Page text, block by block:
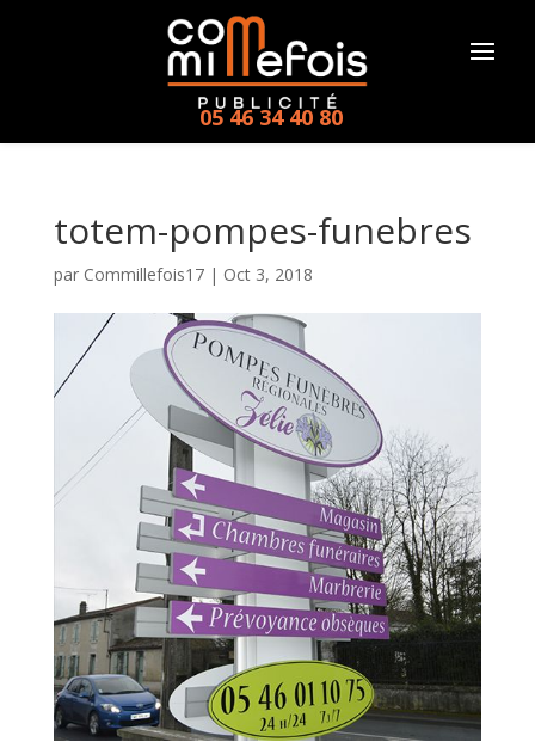
05 46 34 40 80
totem-pompes-funebres
par Commillefois17| Oct 3, 2018